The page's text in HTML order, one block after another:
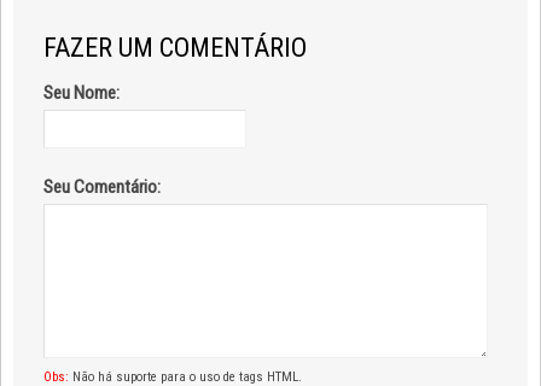
FAZER UM COMENTÁRIO
Seu Nome:
Seu Comentário:
Obs: Não há suporte para o uso de tags HTML.